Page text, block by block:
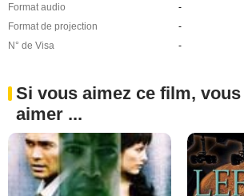
Format audio
-
Format de projection
-
N° de Visa
-
Si vous aimez ce film,
aimer ...